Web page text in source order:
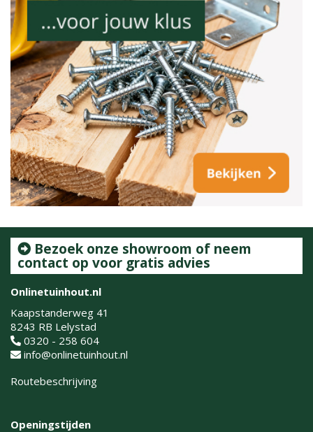
Bezoek onze showroom of neem
contact op voor gratis advies
Onlinetuinhout.nl
Kaapstanderweg 41
8243 RB Lelystad
0320 - 258 604
info@onlinetuinhout.nl
Routebeschrijving
Openingstijden